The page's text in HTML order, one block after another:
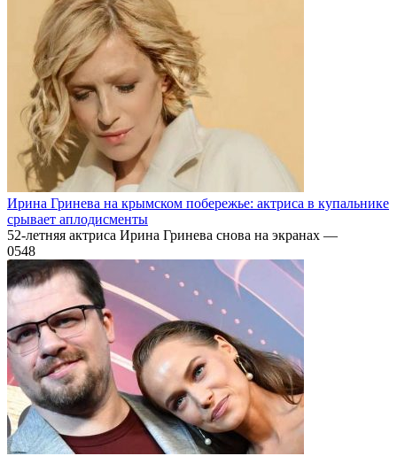
Ирина Гринева на крымском побережье: актриса в купальнике
срывает аплодисменты
52-летняя актриса Ирина Гринева снова на экранах —
0548